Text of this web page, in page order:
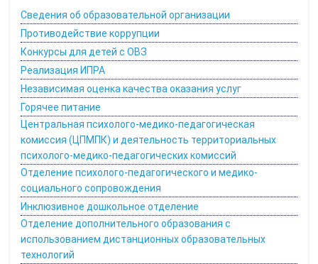
Сведения об образовательной организации
Противодействие коррупции
Конкурсы для детей с ОВЗ
Реализация ИПРА
Независимая оценка качества оказания услуг
Горячее питание
Центральная психолого-медико-педагогическая
комиссия (ЦПМПК) и деятельность территориальных
психолого-медико-педагогических комиссий
Отделение психолого-педагогического и медико-
социального сопровождения
Инклюзивное дошкольное отделение
Отделение дополнительного образования с
использованием дистанционных образовательных
технологий